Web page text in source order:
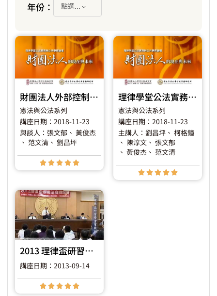
年份：
點選...
財團法人外部控制與相關問題
憲法與公法系列
講座日期：2018-11-23
與談人：張文郁 、 黃俊杰
、 范文清 、 劉昌坪
    
理律學堂公法實務與公共事務論壇《財團法人的現在與未來》
憲法與公法系列
講座日期：2018-11-23
主講人：劉昌坪 、 柯格鐘
、 陳淳文 、 張文郁
、 黃俊杰 、 范文清
    
2013 理律盃研習營 – 貴賓致詞
講座日期：2013-09-14
    